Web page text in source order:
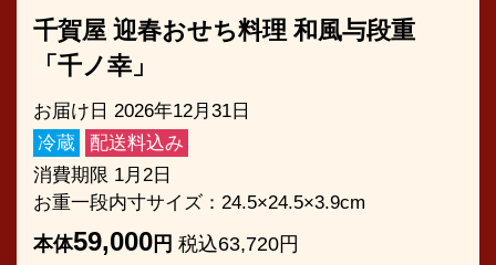
千賀屋 迎春おせち料理 和風与段重
「千ノ幸」
お届け日 2026年12月31日
冷蔵
配送料込み
消費期限 1月2日
お重一段内寸サイズ：24.5×24.5×3.9cm
本体59,000円 税込63,720円